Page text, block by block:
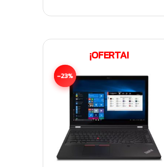
¡OFERTA!
-23%